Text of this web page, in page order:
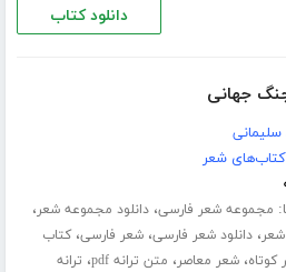
دانلود کتاب
جهانی
کتاب‌های شعر
مجموعه شعر فارسی،دانلود مجموعه شعر،
،دانلود شعر فارسی،شعر فارسی،کتاب
کوتاه،شعر معاصر، متن ترانه pdf ، ترانه